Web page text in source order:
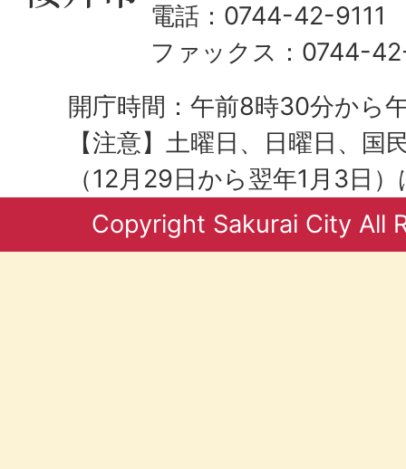
電話：0744-42-9111
ファックス：0744-
開庁時間：午前8時30分から
【注意】土曜日、日曜日、国
（12月29日から翌年1月3日
Copyright Sakurai City All